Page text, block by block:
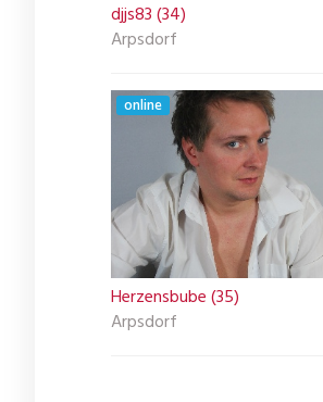
djjs83 (34)
Arpsdorf
online
Herzensbube (35)
Arpsdorf